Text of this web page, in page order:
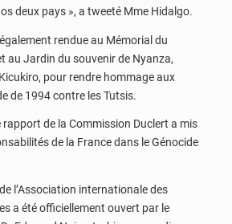
deux pays », a tweeté Mme Hidalgo.
rendue au Mémorial du
au Jardin du souvenir de Nyanza,
pour rendre hommage aux
de 1994 contre les Tutsis.
rapport de la Commission Duclert a mis
de la France dans le Génocide
l’Association internationale des
a été officiellement ouvert par le